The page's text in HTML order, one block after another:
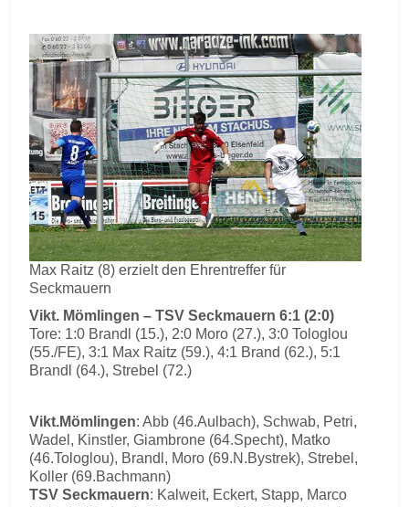
Max Raitz (8) erzielt den Ehrentreffer für
Seckmauern
Vikt. Mömlingen – TSV Seckmauern 6:1 (2:0)
Tore: 1:0 Brandl (15.), 2:0 Moro (27.), 3:0 Tologlou
(55./FE), 3:1 Max Raitz (59.), 4:1 Brand (62.), 5:1
Brandl (64.), Strebel (72.)
Vikt.Mömlingen: Abb (46.Aulbach), Schwab, Petri,
Wadel, Kinstler, Giambrone (64.Specht), Matko
(46.Tologlou), Brandl, Moro (69.N.Bystrek), Strebel,
Koller (69.Bachmann)
TSV Seckmauern: Kalweit, Eckert, Stapp, Marco